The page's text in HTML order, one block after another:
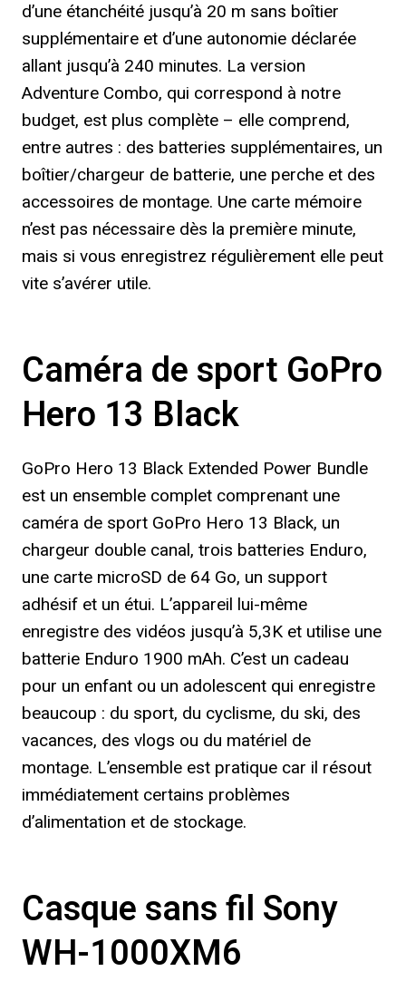
d’une étanchéité jusqu’à 20 m sans boîtier
supplémentaire et d’une autonomie déclarée
allant jusqu’à 240 minutes. La version
Adventure Combo, qui correspond à notre
budget, est plus complète – elle comprend,
entre autres : des batteries supplémentaires, un
boîtier/chargeur de batterie, une perche et des
accessoires de montage. Une carte mémoire
n’est pas nécessaire dès la première minute,
mais si vous enregistrez régulièrement elle peut
vite s’avérer utile.
Caméra de sport GoPro
Hero 13 Black
GoPro Hero 13 Black Extended Power Bundle
est un ensemble complet comprenant une
caméra de sport GoPro Hero 13 Black, un
chargeur double canal, trois batteries Enduro,
une carte microSD de 64 Go, un support
adhésif et un étui. L’appareil lui-même
enregistre des vidéos jusqu’à 5,3K et utilise une
batterie Enduro 1900 mAh. C’est un cadeau
pour un enfant ou un adolescent qui enregistre
beaucoup : du sport, du cyclisme, du ski, des
vacances, des vlogs ou du matériel de
montage. L’ensemble est pratique car il résout
immédiatement certains problèmes
d’alimentation et de stockage.
Casque sans fil Sony
WH-1000XM6